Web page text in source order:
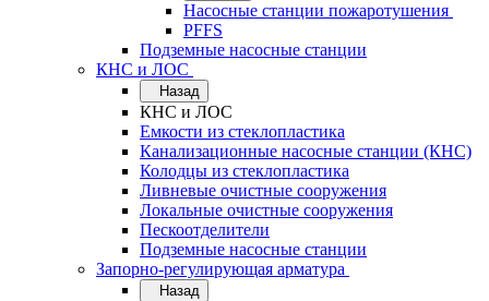
Насосные станции пожаротушения
PFFS
Подземные насосные станции
КНС и ЛОС
Назад
КНС и ЛОС
Емкости из стеклопластика
Канализационные насосные станции (КНС)
Колодцы из стеклопластика
Ливневые очистные сооружения
Локальные очистные сооружения
Пескоотделители
Подземные насосные станции
Запорно-регулирующая арматура
Назад